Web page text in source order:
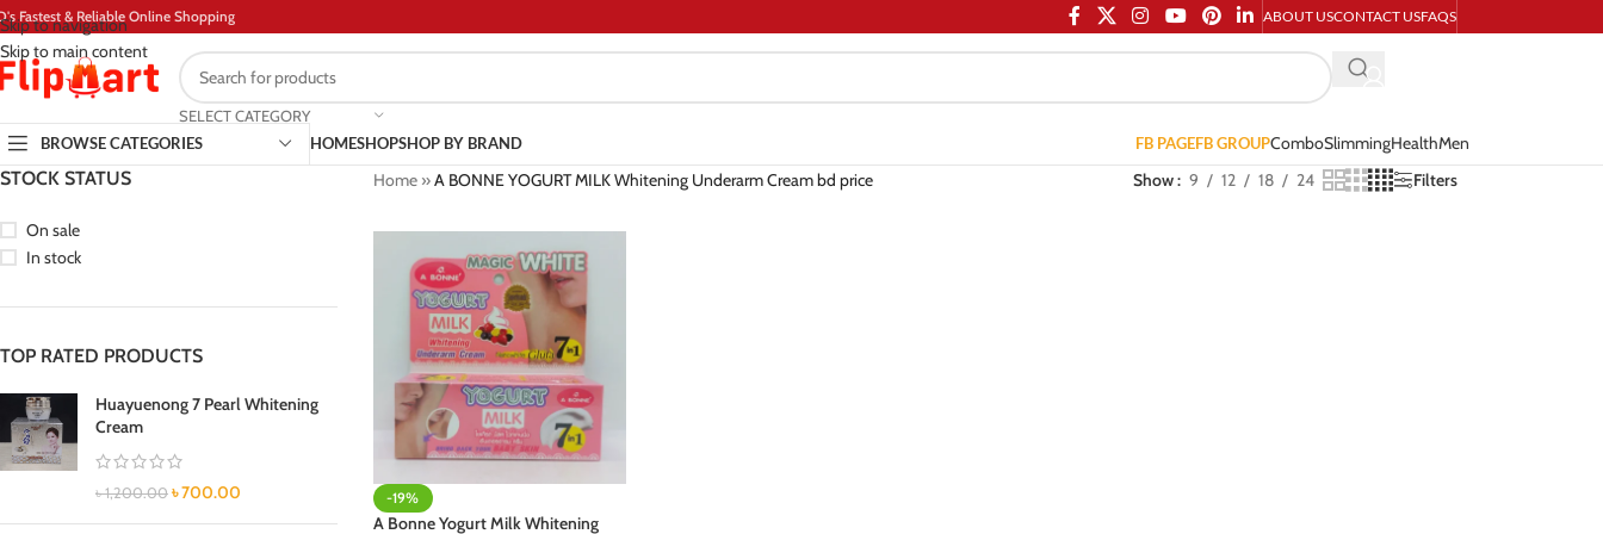
Skip to navigation
Skip to main content
Fastest & Reliable Online Shopping ABOUT USCONTACT USFAQS
SELECT CATEGORY
BROWSE CATEGORIES
HOMESHOPSHOP BY BRAND FB PAGEFB GROUPComboSlimmingHealthMen
STOCK STATUS
On sale
In stock
TOP RATED PRODUCTS
Huayuenong 7 Pearl Whitening
Cream
৳1,200.00 ৳700.00
Home»A BONNE YOGURT MILK Whitening Underarm Cream bd price Show 9 12 18 24 Filters
-19%
A Bonne Yogurt Milk Whitening